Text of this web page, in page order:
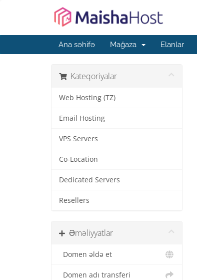
Ana səhifə Mağaza Elanlar
Kateqoriyalar
Web Hosting (TZ)
Email Hosting
VPS Servers
Co-Location
Dedicated Servers
Resellers
Əməliyyatlar
Domen əldə et
Domen adı transferi